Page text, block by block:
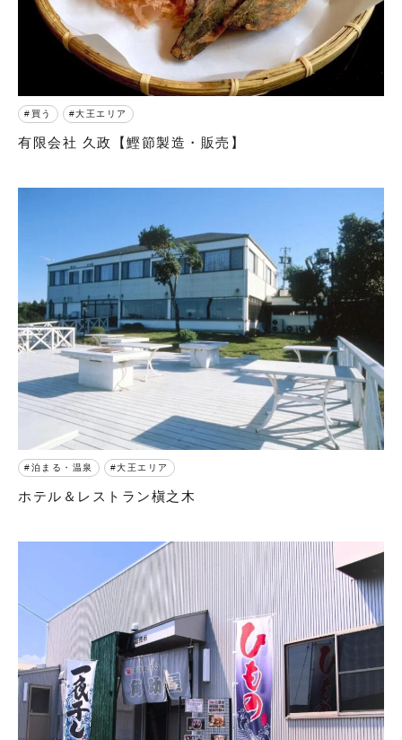
買う 大王エリア
有限会社 久政【鰹節製造・販売】
泊まる・温泉 大王エリア
ホテル＆レストラン槇之木